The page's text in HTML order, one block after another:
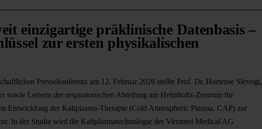
einzigartige präklinische Datenbasis –
zur ersten physikalischen
Pressekonferenz am 12. Februar 2026 stellte Prof. Dr. Hortense Slevogt,
sowie Leiterin der respiratorischen Abteilung am Helmholtz-Zentrum für
Entwicklung der Kaltplasma-Therapie (Cold Atmospheric Plasma, CAP) zur
In der Studie wird die Kaltplasmatechnologie der Viromed Medical AG